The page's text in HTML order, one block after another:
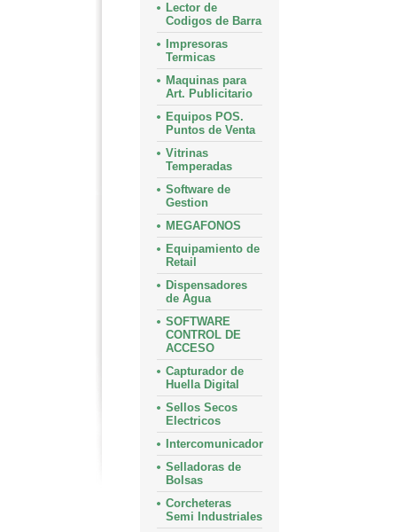
Lector de
Codigos de Barra
Impresoras
Termicas
Maquinas para
Art. Publicitario
Equipos POS.
Puntos de Venta
Vitrinas
Temperadas
Software de
Gestion
MEGAFONOS
Equipamiento de
Retail
Dispensadores
de Agua
SOFTWARE
CONTROL DE
ACCESO
Capturador de
Huella Digital
Sellos Secos
Electricos
Intercomunicador
Selladoras de
Bolsas
Corcheteras
Semi Industriales